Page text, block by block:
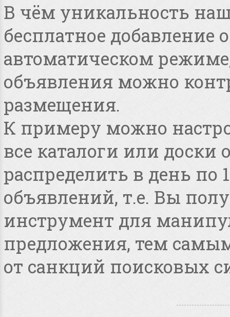
В чём уникальность
бесплатное добавление
автоматическом
объявления можно
размещения.
К примеру можно
все каталоги или
распределить в день по
объявлений, т.е. Вы
инструмент для
предложения, тем
от санкций поисковых